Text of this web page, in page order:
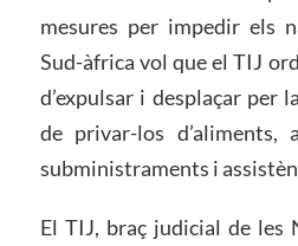
mesures per impedir els
Sud-àfrica vol que el TIJ
d’expulsar i desplaçar per
de privar-los d’aliments,
subministraments i
El TIJ, braç judicial de les